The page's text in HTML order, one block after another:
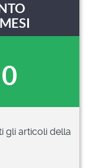
gli articoli della